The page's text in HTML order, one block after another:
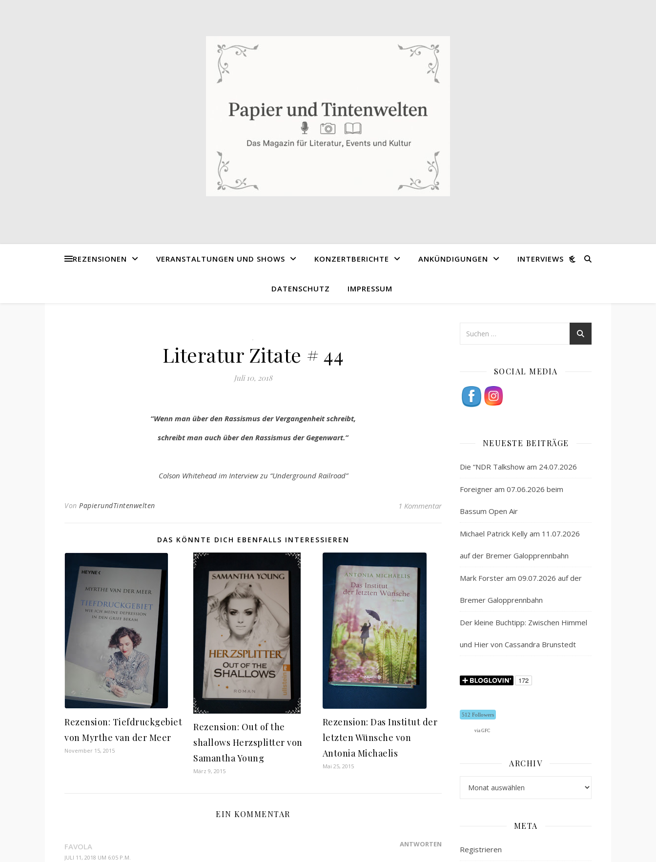
REZENSIONEN VERANSTALTUNGEN UND SHOWS KONZERTBERICHTE ANKÜNDIGUNGEN INTERVIEWS
DATENSCHUTZ IMPRESSUM
.
Literatur Zitate # 44
Juli 10, 2018
“Wenn man über den Rassismus der Vergangenheit schreibt,
schreibt man auch über den Rassismus der Gegenwart.”
Colson Whitehead im Interview zu “Underground Railroad”
Von PapierundTintenwelten 1 Kommentar
DAS KÖNNTE DICH EBENFALLS INTERESSIEREN
Rezension: Tiefdruckgebiet
von Myrthe van der Meer
November 15, 2015
Rezension: Out of the
shallows Herzsplitter von
Samantha Young
März 9, 2015
Rezension: Das Institut der
letzten Wünsche von
Antonia Michaelis
Mai 25, 2015
EIN KOMMENTAR
FAVOLA
JULI 11, 2018 UM 6:05 P.M.
ANTWORTEN
SOCIAL MEDIA
NEUESTE BEITRÄGE
Die “NDR Talkshow am 24.07.2026
Foreigner am 07.06.2026 beim
Bassum Open Air
Michael Patrick Kelly am 11.07.2026
auf der Bremer Galopprennbahn
Mark Forster am 09.07.2026 auf der
Bremer Galopprennbahn
Der kleine Buchtipp: Zwischen Himmel
und Hier von Cassandra Brunstedt
512 Followers
via GFC
ARCHIV
META
Registrieren